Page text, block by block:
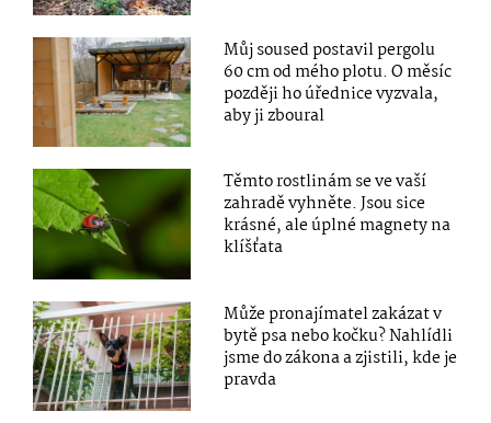
Můj soused postavil pergolu
60 cm od mého plotu. O měsíc
později ho úřednice vyzvala,
aby ji zboural
Těmto rostlinám se ve vaší
zahradě vyhněte. Jsou sice
krásné, ale úplné magnety na
klíšťata
Může pronajímatel zakázat v
bytě psa nebo kočku? Nahlídli
jsme do zákona a zjistili, kde je
pravda